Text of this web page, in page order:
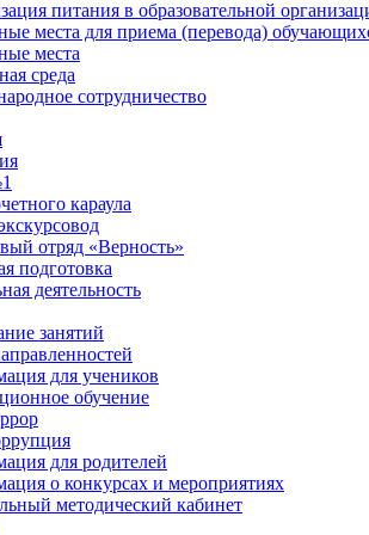
питания в образовательной
места для приема (перевода)
места
среда
сотрудничество
караула
отряд «Верность»
подготовка
деятельность
занятий
для учеников
обучение
для родителей
о конкурсах и мероприятиях
методический кабинет